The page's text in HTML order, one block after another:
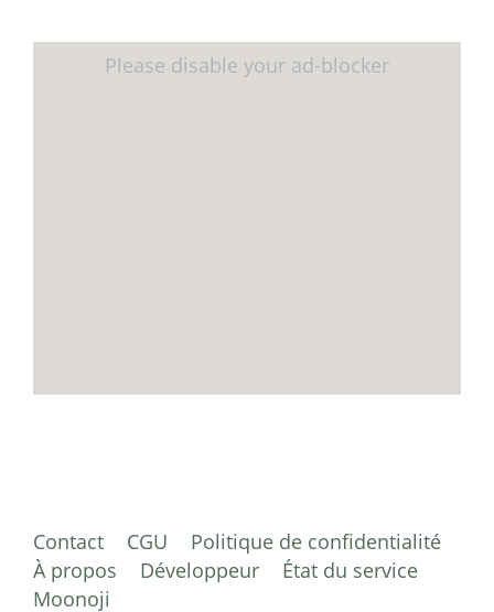
Contact CGU
Politique de confidentialité
À propos
Développeur
État du service
Moonoji